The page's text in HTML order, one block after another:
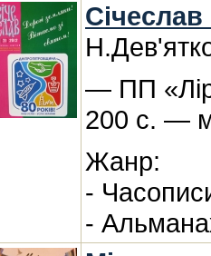
— ПП
200 с. —
Жанр:
-
-